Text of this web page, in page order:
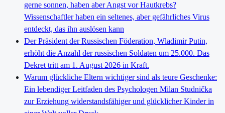
gerne sonnen, haben aber Angst vor Hautkrebs?
Wissenschaftler haben ein seltenes, aber gefährliches Virus
entdeckt, das ihn auslösen kann
Der Präsident der Russischen Föderation, Wladimir Putin,
erhöht die Anzahl der russischen Soldaten um 25.000. Das
Dekret tritt am 1. August 2026 in Kraft.
Warum glückliche Eltern wichtiger sind als teure Geschenke:
Ein lebendiger Leitfaden des Psychologen Milan Studnička
zur Erziehung widerstandsfähiger und glücklicher Kinder in